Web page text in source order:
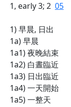
1, early 3; 2 05
1) 早晨, 日出
1a) 早晨
1a1) 夜晚結束
1a2) 白晝臨近
1a3) 日出臨近
1a4) 一天開始
1a5) 一整天